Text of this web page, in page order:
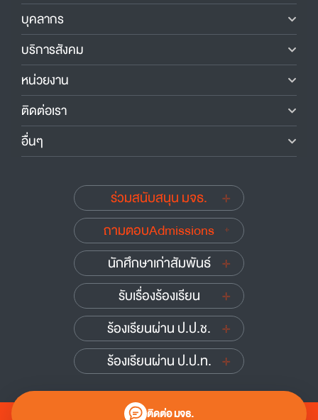
ติดต่อ มจธ.
บุคลากร
บริการสังคม
หน่วยงาน
ติดต่อเรา
อื่นๆ
ร่วมสนับสนุน มจธ.
ถามตอบAdmissions
นักศึกษาเก่าสัมพันธ์
รับเรื่องร้องเรียน
ร้องเรียนผ่าน ป.ป.ช.
ร้องเรียนผ่าน ป.ป.ท.